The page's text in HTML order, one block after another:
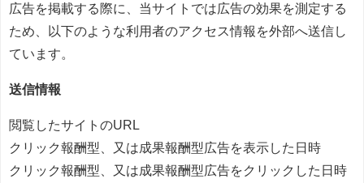
広告を掲載する際に、当サイトでは広告の効果を測定する
ため、以下のような利用者のアクセス情報を外部へ送信し
ています。
送信情報
閲覧したサイトのURL
クリック報酬型、又は成果報酬型広告を表示した日時
クリック報酬型、又は成果報酬型広告をクリックした日時